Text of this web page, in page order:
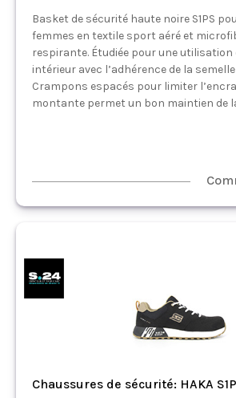
Basket de sécurité haute noire S1PS
femmes en textile sport aéré et
respirante. Étudiée pour une utilisation
intérieur avec l’adhérence de la
Crampons espacés pour limiter
montante permet un bon maintien de
Chaussures de sécurité: HAKA